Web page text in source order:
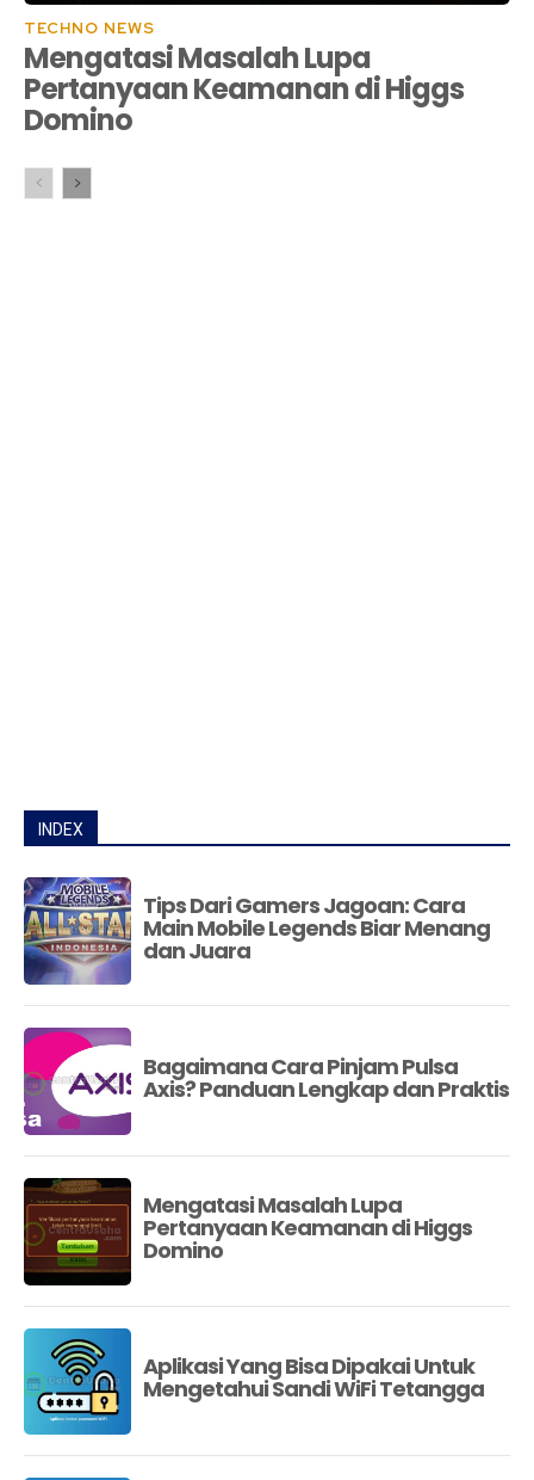
TECHNO NEWS
Mengatasi Masalah Lupa
Pertanyaan Keamanan di Higgs
Domino
INDEX
Tips Dari Gamers Jagoan: Cara
Main Mobile Legends Biar Menang
dan Juara
Bagaimana Cara Pinjam Pulsa
Axis? Panduan Lengkap dan Praktis
Mengatasi Masalah Lupa
Pertanyaan Keamanan di Higgs
Domino
Aplikasi Yang Bisa Dipakai Untuk
Mengetahui Sandi WiFi Tetangga